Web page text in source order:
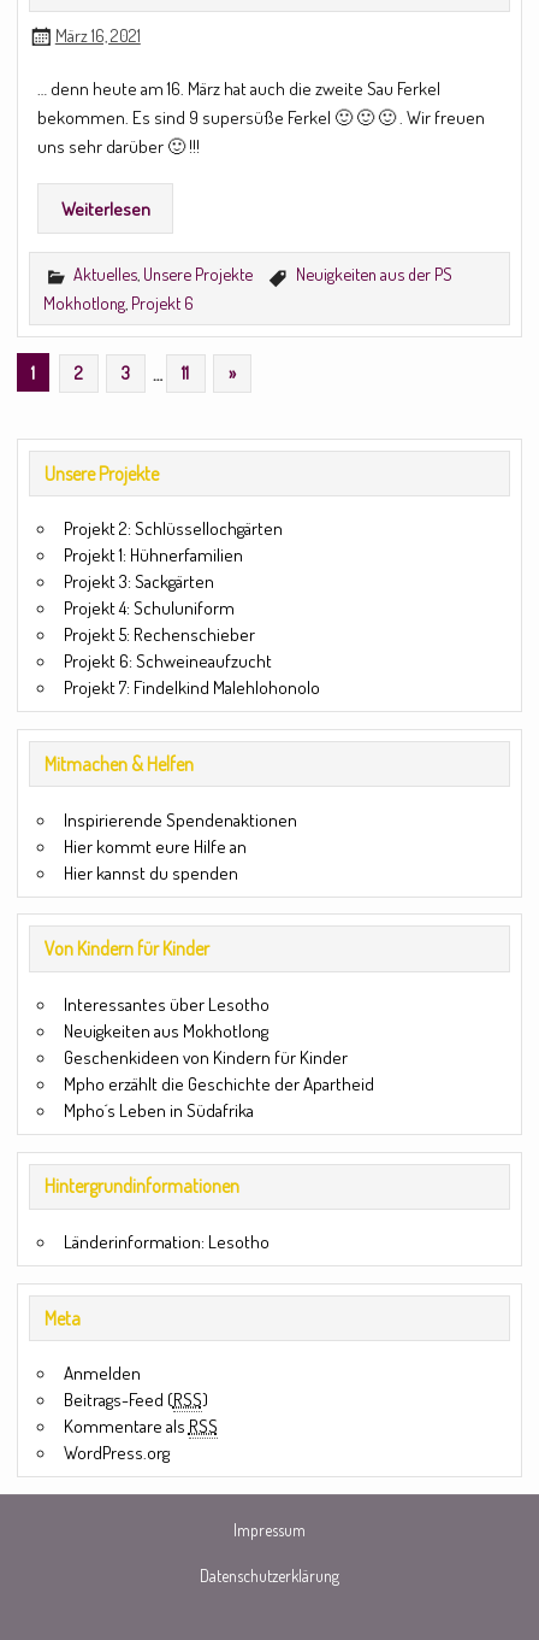
März 16, 2021
… denn heute am 16. März hat auch die zweite Sau Ferkel
bekommen. Es sind 9 supersüße Ferkel 🙂 🙂 🙂 . Wir freuen
uns sehr darüber 🙂 !!!
Weiterlesen
Aktuelles Unsere Projekte
Neuigkeiten aus der PS
Mokhotlong Projekt 6
1 2 3 … 11 »
Unsere Projekte
Projekt 2: Schlüssellochgärten
Projekt 1: Hühnerfamilien
Projekt 3: Sackgärten
Projekt 4: Schuluniform
Projekt 5: Rechenschieber
Projekt 6: Schweineaufzucht
Projekt 7: Findelkind Malehlohonolo
Mitmachen & Helfen
Inspirierende Spendenaktionen
Hier kommt eure Hilfe an
Hier kannst du spenden
Von Kindern für Kinder
Interessantes über Lesotho
Neuigkeiten aus Mokhotlong
Geschenkideen von Kindern für Kinder
Mpho erzählt die Geschichte der Apartheid
Mpho´s Leben in Südafrika
Hintergrundinformationen
Länderinformation: Lesotho
Meta
Anmelden
Beitrags-Feed (RSS)
Kommentare als RSS
WordPress.org
Impressum
Datenschutzerklärung